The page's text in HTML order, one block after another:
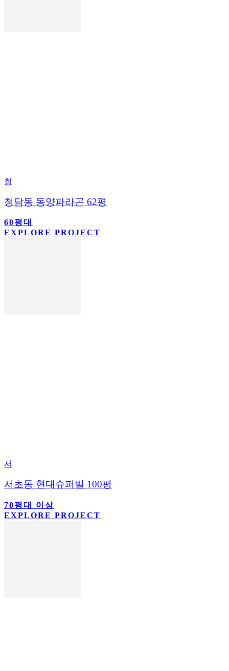
청
청담동 동양파라곤 62평
60평대
EXPLORE PROJECT
서
서초동 현대슈퍼빌 100평
70평대 이상
EXPLORE PROJECT